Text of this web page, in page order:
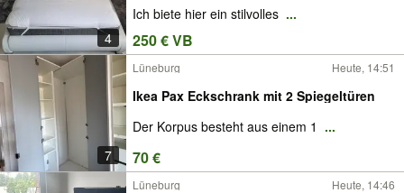
4
Ich biete hier ein stilvolles ...
250 € VB
7
Lüneburg Heute, 14:51
Ikea Pax Eckschrank mit 2 Spiegeltüren
Der Korpus besteht aus einem 1 ...
70 €
Lüneburg Heute, 14:46